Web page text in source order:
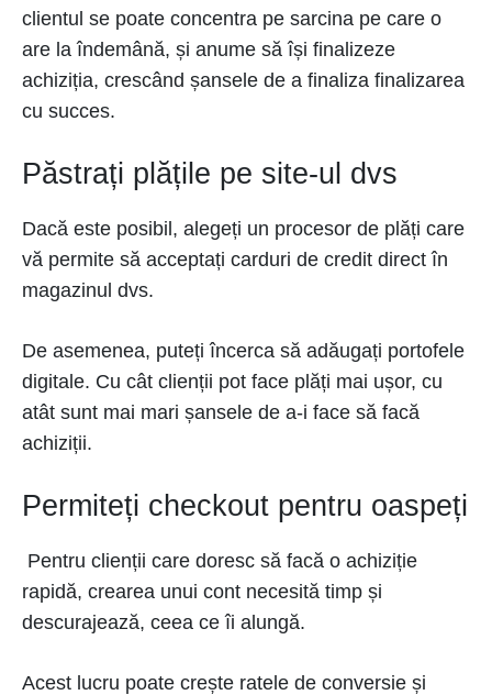
clientul se poate concentra pe sarcina pe care o
are la îndemână, și anume să își finalizeze
achiziția, crescând șansele de a finaliza finalizarea
cu succes.
Păstrați plățile pe site-ul dvs
Dacă este posibil, alegeți un procesor de plăți care
vă permite să acceptați carduri de credit direct în
magazinul dvs.
De asemenea, puteți încerca să adăugați portofele
digitale. Cu cât clienții pot face plăți mai ușor, cu
atât sunt mai mari șansele de a-i face să facă
achiziții.
Permiteți checkout pentru oaspeți
Pentru clienții care doresc să facă o achiziție
rapidă, crearea unui cont necesită timp și
descurajează, ceea ce îi alungă.
Acest lucru poate crește ratele de conversie și